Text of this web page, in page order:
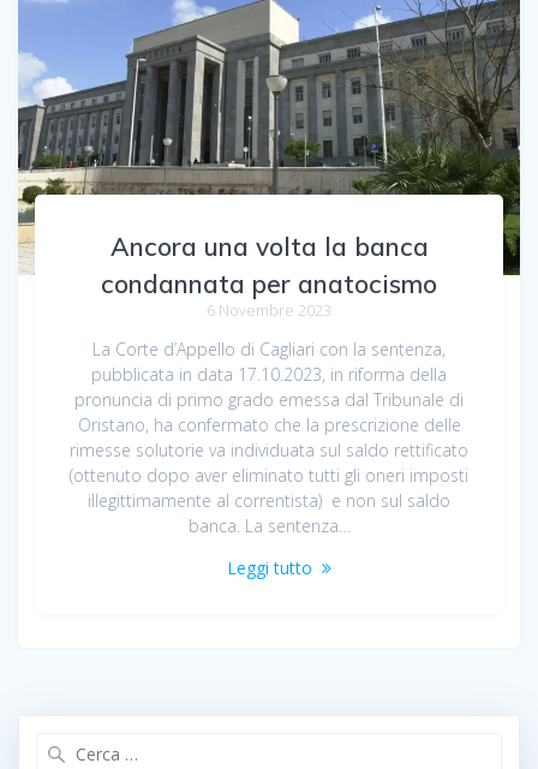
Ancora una volta la banca
condannata per anatocismo
6 Novembre 2023
La Corte d’Appello di Cagliari con la sentenza,
pubblicata in data 17.10.2023, in riforma della
pronuncia di primo grado emessa dal Tribunale di
Oristano, ha confermato che la prescrizione delle
rimesse solutorie va individuata sul saldo rettificato
(ottenuto dopo aver eliminato tutti gli oneri imposti
illegittimamente al correntista) e non sul saldo
banca. La sentenza…
Leggi tutto